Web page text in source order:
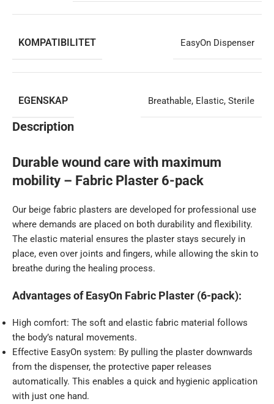
KOMPATIBILITET EasyOn Dispenser
EGENSKAP Breathable, Elastic, Sterile
Description
Durable wound care with maximum
mobility – Fabric Plaster 6-pack
Our beige fabric plasters are developed for professional use
where demands are placed on both durability and flexibility.
The elastic material ensures the plaster stays securely in
place, even over joints and fingers, while allowing the skin to
breathe during the healing process.
Advantages of EasyOn Fabric Plaster (6-pack):
High comfort: The soft and elastic fabric material follows
the body’s natural movements.
Effective EasyOn system: By pulling the plaster downwards
from the dispenser, the protective paper releases
automatically. This enables a quick and hygienic application
with just one hand.